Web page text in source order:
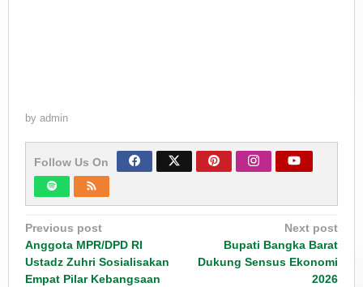
by admin
Follow Us On
Post
navigation
Previous post
Anggota MPR/DPD RI
Ustadz Zuhri Sosialisakan
Empat Pilar Kebangsaan
Next post
Bupati Bangka Barat
Dukung Sensus Ekonomi
2026